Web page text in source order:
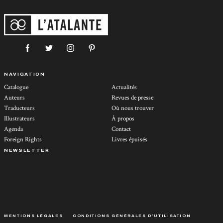
NAVIGATION
Catalogue
Auteurs
Traducteurs
Illustrateurs
Agenda
Foreign Rights
Actualités
Revues de presse
Où nous trouver
À propos
Contact
Livres épuisés
NEWSLETTER
MENTIONS LÉGALES CONDITIONS GÉNÉRALES D’UTILISATION